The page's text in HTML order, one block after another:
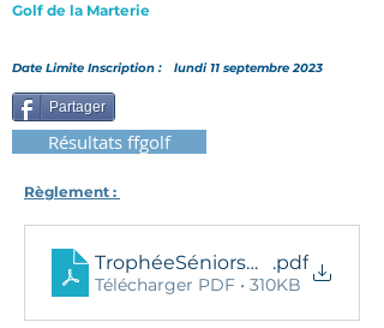
Golf de la Marterie
Date Limite Inscription : lundi 11 septembre 2023
Partager
Résultats ffgolf
Règlement :
.pdf
Télécharger PDF • 310KB